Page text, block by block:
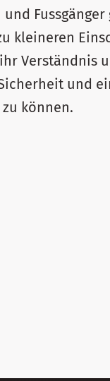
und
kleineren
Verständnis
und
können.